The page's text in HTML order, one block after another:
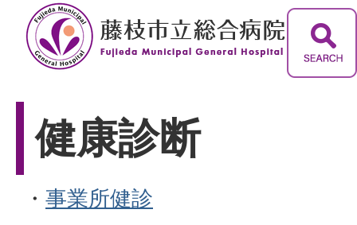
健康診断
・ 事業所健診